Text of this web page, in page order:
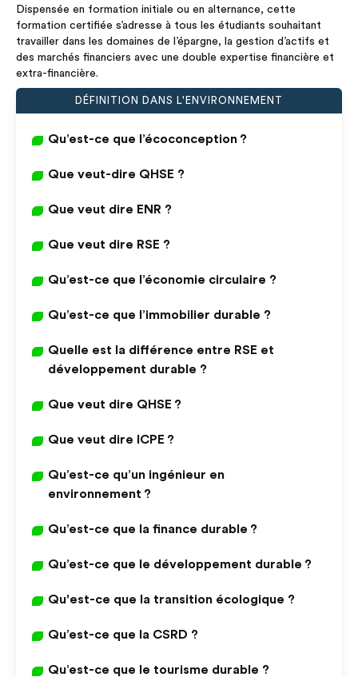
Dispensée en formation initiale ou en alternance, cette
formation certifiée s’adresse à tous les étudiants souhaitant
travailler dans les domaines de l’épargne, la gestion d’actifs et
des marchés financiers avec une double expertise financière et
extra-financière.
DÉFINITION DANS L'ENVIRONNEMENT
Qu’est-ce que l’écoconception ?
Que veut-dire QHSE ?
Que veut dire ENR ?
Que veut dire RSE ?
Qu’est-ce que l’économie circulaire ?
Qu’est-ce que l’immobilier durable ?
Quelle est la différence entre RSE et
développement durable ?
Que veut dire QHSE ?
Que veut dire ICPE ?
Qu’est-ce qu’un ingénieur en
environnement ?
Qu’est-ce que la finance durable ?
Qu’est-ce que le développement durable ?
Qu'est-ce que la transition écologique ?
Qu’est-ce que la CSRD ?
Qu’est-ce que le tourisme durable ?